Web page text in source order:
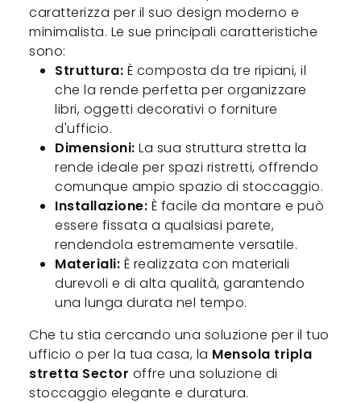
caratterizza per il suo design moderno e
minimalista. Le sue principali caratteristiche
sono:
Struttura: È composta da tre ripiani, il
che la rende perfetta per organizzare
libri, oggetti decorativi o forniture
d'ufficio.
Dimensioni: La sua struttura stretta la
rende ideale per spazi ristretti, offrendo
comunque ampio spazio di stoccaggio.
Installazione: È facile da montare e può
essere fissata a qualsiasi parete,
rendendola estremamente versatile.
Materiali: È realizzata con materiali
durevoli e di alta qualità, garantendo
una lunga durata nel tempo.
Che tu stia cercando una soluzione per il tuo
ufficio o per la tua casa, la Mensola tripla
stretta Sector offre una soluzione di
stoccaggio elegante e duratura.